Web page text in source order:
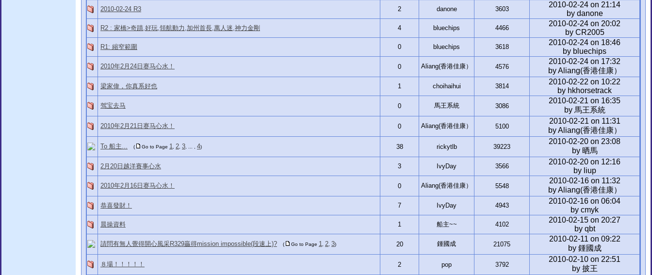
2010-02-24 R3 2 danone 3603
2010-02-24 on 21:14
by danone
R2 : 家橋>奇蹟,好玩,領航動力,加州首長,萬人迷,神力金剛 4 bluechips 4466
2010-02-24 on 20:02
by CR2005
R1: 縮窄範圍 0 bluechips 3618
2010-02-24 on 18:46
by bluechips
2010年2月24日赛马心水！ 0 Aliang(香港佳康） 4576
2010-02-24 on 17:32
by Aliang(香港佳康）
梁家偉，你真系好也 1 choihaihui 3814
2010-02-22 on 10:22
by hkhorsetrack
驾宝去马 0 馬王系統 3086
2010-02-21 on 16:35
by 馬王系統
2010年2月21日赛马心水！ 0 Aliang(香港佳康） 5100
2010-02-21 on 11:31
by Aliang(香港佳康）
To 船主... ( Go to Page 1 2 3 4) 38 rickytlb 39223
2010-02-20 on 23:08
by 晒馬
2月20日越洋賽事心水 3 IvyDay 3566
2010-02-20 on 12:16
by liup
2010年2月16日赛马心水！ 0 Aliang(香港佳康） 5548
2010-02-16 on 11:32
by Aliang(香港佳康）
恭喜發財！ 7 IvyDay 4943
2010-02-16 on 06:04
by cmyk
晨操資料 1 船主~~ 4102
2010-02-15 on 20:27
by qbt
請問有無人覺得開心風采R329贏得mission impossible(段速上)? ( Go to Page 1 2 3) 20 鍾國成 21075
2010-02-11 on 09:22
by 鍾國成
８場！！！！！ 2 pop 3792
2010-02-10 on 22:51
by 披王